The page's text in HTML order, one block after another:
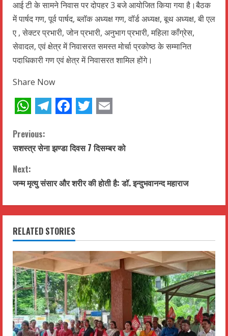
आई टी के सामने निवास पर दोपहर 3 बजे आयोजित किया गया है।बैठक
में पार्षद गण, पूर्व पार्षद, ब्लॉक अध्यक्ष गण, वॉर्ड अध्यक्ष, बूथ अध्यक्ष, बी एल
ए , सेक्टर प्रभारी, जोन प्रभारी, अनुभाग प्रभारी, महिला काँग्रेस,
सेवादल, एवं क्षेत्र में निवासरत समस्त मोर्चा प्रकोष्ठ के सम्मानित
पदाधिकारी गण एवं क्षेत्र में निवासरत शामिल होंगे।
Share Now
C
o
n
t
i
n
u
e
R
e
Previous:
सशस्त्र सेना झण्डा दिवस 7 दिसम्बर को
Next:
जन्म मृत्यु संसार और शरीर की होती है: डॉ. इन्दुभवानन्द महाराज
RELATED STORIES